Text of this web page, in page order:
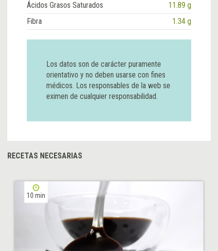
Ácidos Grasos Saturados
11.89 g
Fibra
1.34 g
Los datos son de carácter puramente
orientativo y no deben usarse con fines
médicos. Los responsables de la web se
eximen de cualquier responsabilidad.
RECETAS NECESARIAS
10 min